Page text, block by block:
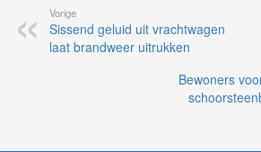
Vorige
Sissend geluid uit vrachtwagen
laat brandweer uitrukken
Bewoners